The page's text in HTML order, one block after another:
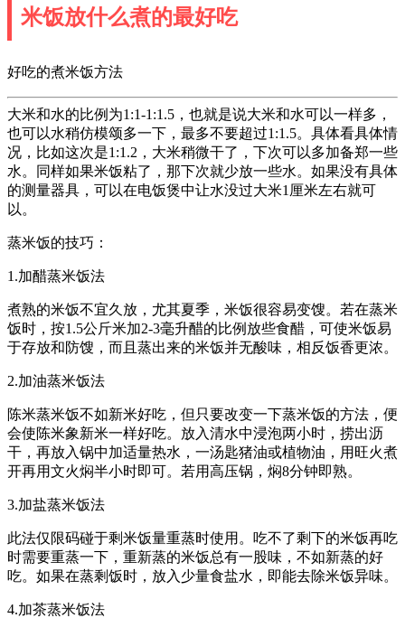
米饭放什么煮的最好吃
好吃的煮米饭方法
大米和水的比例为1:1-1:1.5，也就是说大米和水可以一样多，
也可以水稍仿模颂多一下，最多不要超过1:1.5。具体看具体情
况，比如这次是1:1.2，大米稍微干了，下次可以多加备郑一些
水。同样如果米饭粘了，那下次就少放一些水。如果没有具体
的测量器具，可以在电饭煲中让水没过大米1厘米左右就可
以。
蒸米饭的技巧：
1.加醋蒸米饭法
煮熟的米饭不宜久放，尤其夏季，米饭很容易变馊。若在蒸米
饭时，按1.5公斤米加2-3毫升醋的比例放些食醋，可使米饭易
于存放和防馊，而且蒸出来的米饭并无酸味，相反饭香更浓。
2.加油蒸米饭法
陈米蒸米饭不如新米好吃，但只要改变一下蒸米饭的方法，便
会使陈米象新米一样好吃。放入清水中浸泡两小时，捞出沥
干，再放入锅中加适量热水，一汤匙猪油或植物油，用旺火煮
开再用文火焖半小时即可。若用高压锅，焖8分钟即熟。
3.加盐蒸米饭法
此法仅限码碰于剩米饭量重蒸时使用。吃不了剩下的米饭再吃
时需要重蒸一下，重新蒸的米饭总有一股味，不如新蒸的好
吃。如果在蒸剩饭时，放入少量食盐水，即能去除米饭异味。
4.加茶蒸米饭法